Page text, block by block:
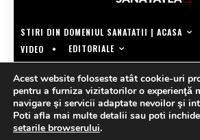
STIRI DIN DOMENIUL SANATATII | ACASA
VIDEO
EDITORIALE
Acest website foloseste atât cookie-uri
pentru a furniza vizitatorilor o experienţă
navigare şi servicii adaptate nevoilor şi
Poti afla mai multe detalii sau poti
setarile browserului.